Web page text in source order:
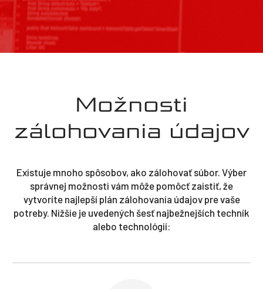
Možnosti
zálohovania údajov
Existuje mnoho spôsobov, ako zálohovať súbor. Výber
správnej možnosti vám môže pomôcť zaistiť, že
vytvoríte najlepší plán zálohovania údajov pre vaše
potreby. Nižšie je uvedených šesť najbežnejších techník
alebo technológií: